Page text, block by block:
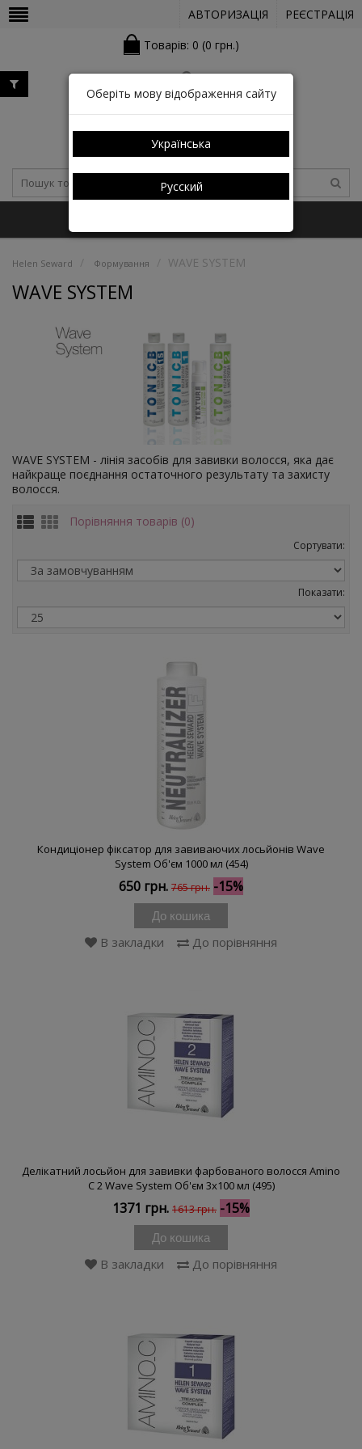
АВТОРИЗАЦІЯ
РЕЄСТРАЦІЯ
Товарів: 0 (0 грн.)
Helen Seward Формування WAVE SYSTEM
WAVE SYSTEM
WAVE SYSTEM - лінія засобів для завивки волосся, яка дає
найкраще поєднання остаточного результату та захисту
волосся.
Порівняння товарів (0)
Сортувати:
Показати:
Кондиціонер фіксатор для завиваючих лосьйонів Wave
System Об'єм 1000 мл (454)
650 грн. 765 грн. -15%
До кошика
В закладки До порівняння
Делікатний лосьйон для завивки фарбованого волосся Amino
C 2 Wave System Об'єм 3x100 мл (495)
1371 грн. 1613 грн. -15%
До кошика
В закладки До порівняння
Оберіть мову відображення сайту
Українська
Русский